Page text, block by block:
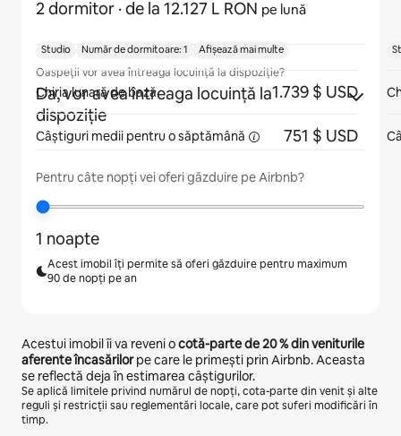
2 dormitor · de la 12.127 L RON pe lună
Oaspeții vor avea întreaga locuință la dispoziție?
Da, vor avea întreaga locuință la
dispoziție
Pentru câte nopți vei oferi găzduire pe Airbnb?
1 noapte
Acest imobil îți permite să oferi găzduire pentru maximum
90 de nopți pe an
Acestui imobil îi va reveni ocotă-parte de20 %din veniturile
aferente încasărilorpe care le primești prin Airbnb. Aceasta
se reflectă deja în estimarea câștigurilor.
Se aplică limitele privind numărul de nopți, cota-parte din venit și alte
reguli și restricții sau reglementări locale, care pot suferi modificări în
timp.
Studio Număr de dormitoare: 1 Afișează mai multe
Chiria lunară de bază 1.739 $ USD
Câștiguri medii pentru o săptămână 751 $ USD